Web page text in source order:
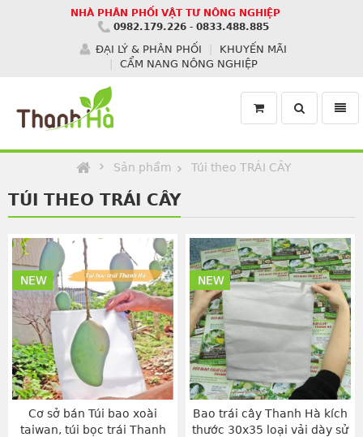
NHÀ PHÂN PHỐI VẬT TƯ NÔNG NGHIỆP
0982.179.226 - 0833.488.885
ĐẠI LÝ & PHÂN PHỐI
KHUYẾN MÃI
CẨM NANG NÔNG NGHIỆP
Toggle
search
Sản phẩm Túi theo TRÁI CÂY
TÚI THEO TRÁI CÂY
Cơ sở bán Túi bao xoài
taiwan, túi bọc trái Thanh
NEW
Bao trái cây Thanh Hà kích
thước 30x35 loại vải dày sử
NEW